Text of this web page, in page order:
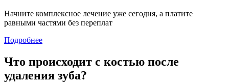
Начните комплексное лечение уже сегодня, а платите
равными частями без переплат
Подробнее
Что происходит с костью после
удаления зуба?